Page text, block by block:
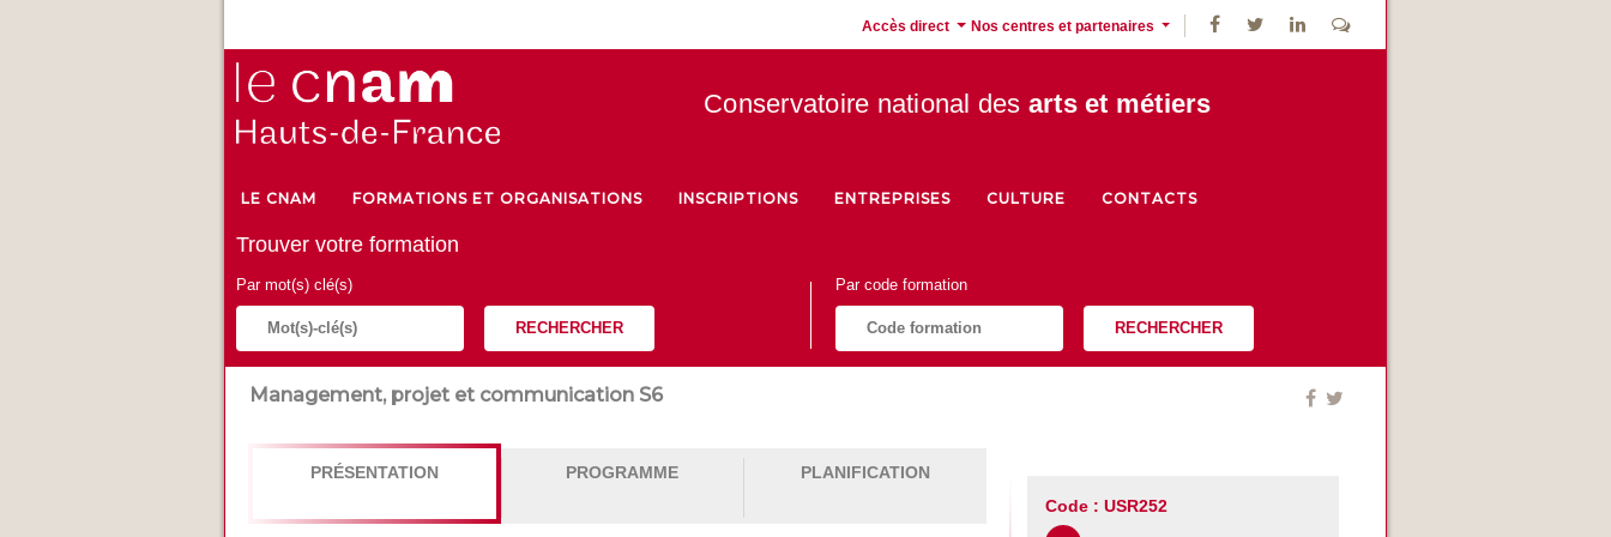
Accès direct Nos centres et partenaires
Conservatoire national des arts et métiers
LE CNAM FORMATIONS ET ORGANISATIONS INSCRIPTIONS ENTREPRISES CULTURE CONTACTS
Trouver votre formation
Par mot(s) clé(s)
RECHERCHER
Par code formation
RECHERCHER
Management, projet et communication S6
PRÉSENTATION PROGRAMME
PLANIFICATION
Code : USR252